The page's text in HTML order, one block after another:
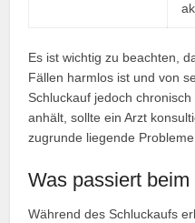
Es ist wichtig zu beachten,
Fällen harmlos ist und von
Schluckauf jedoch
anhält, sollte ein Arzt
zugrunde liegende
Was passiert
Während des Schluckaufs